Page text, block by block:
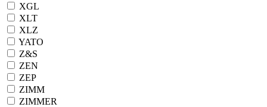
XGL
XLT
XLZ
YATO
Z&S
ZEN
ZEP
ZIMM
ZIMMER